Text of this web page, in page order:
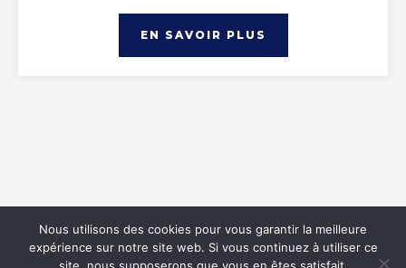
EN SAVOIR PLUS
Nous utilisons des cookies pour vous garantir la meilleure
expérience sur notre site web. Si vous continuez à utiliser ce